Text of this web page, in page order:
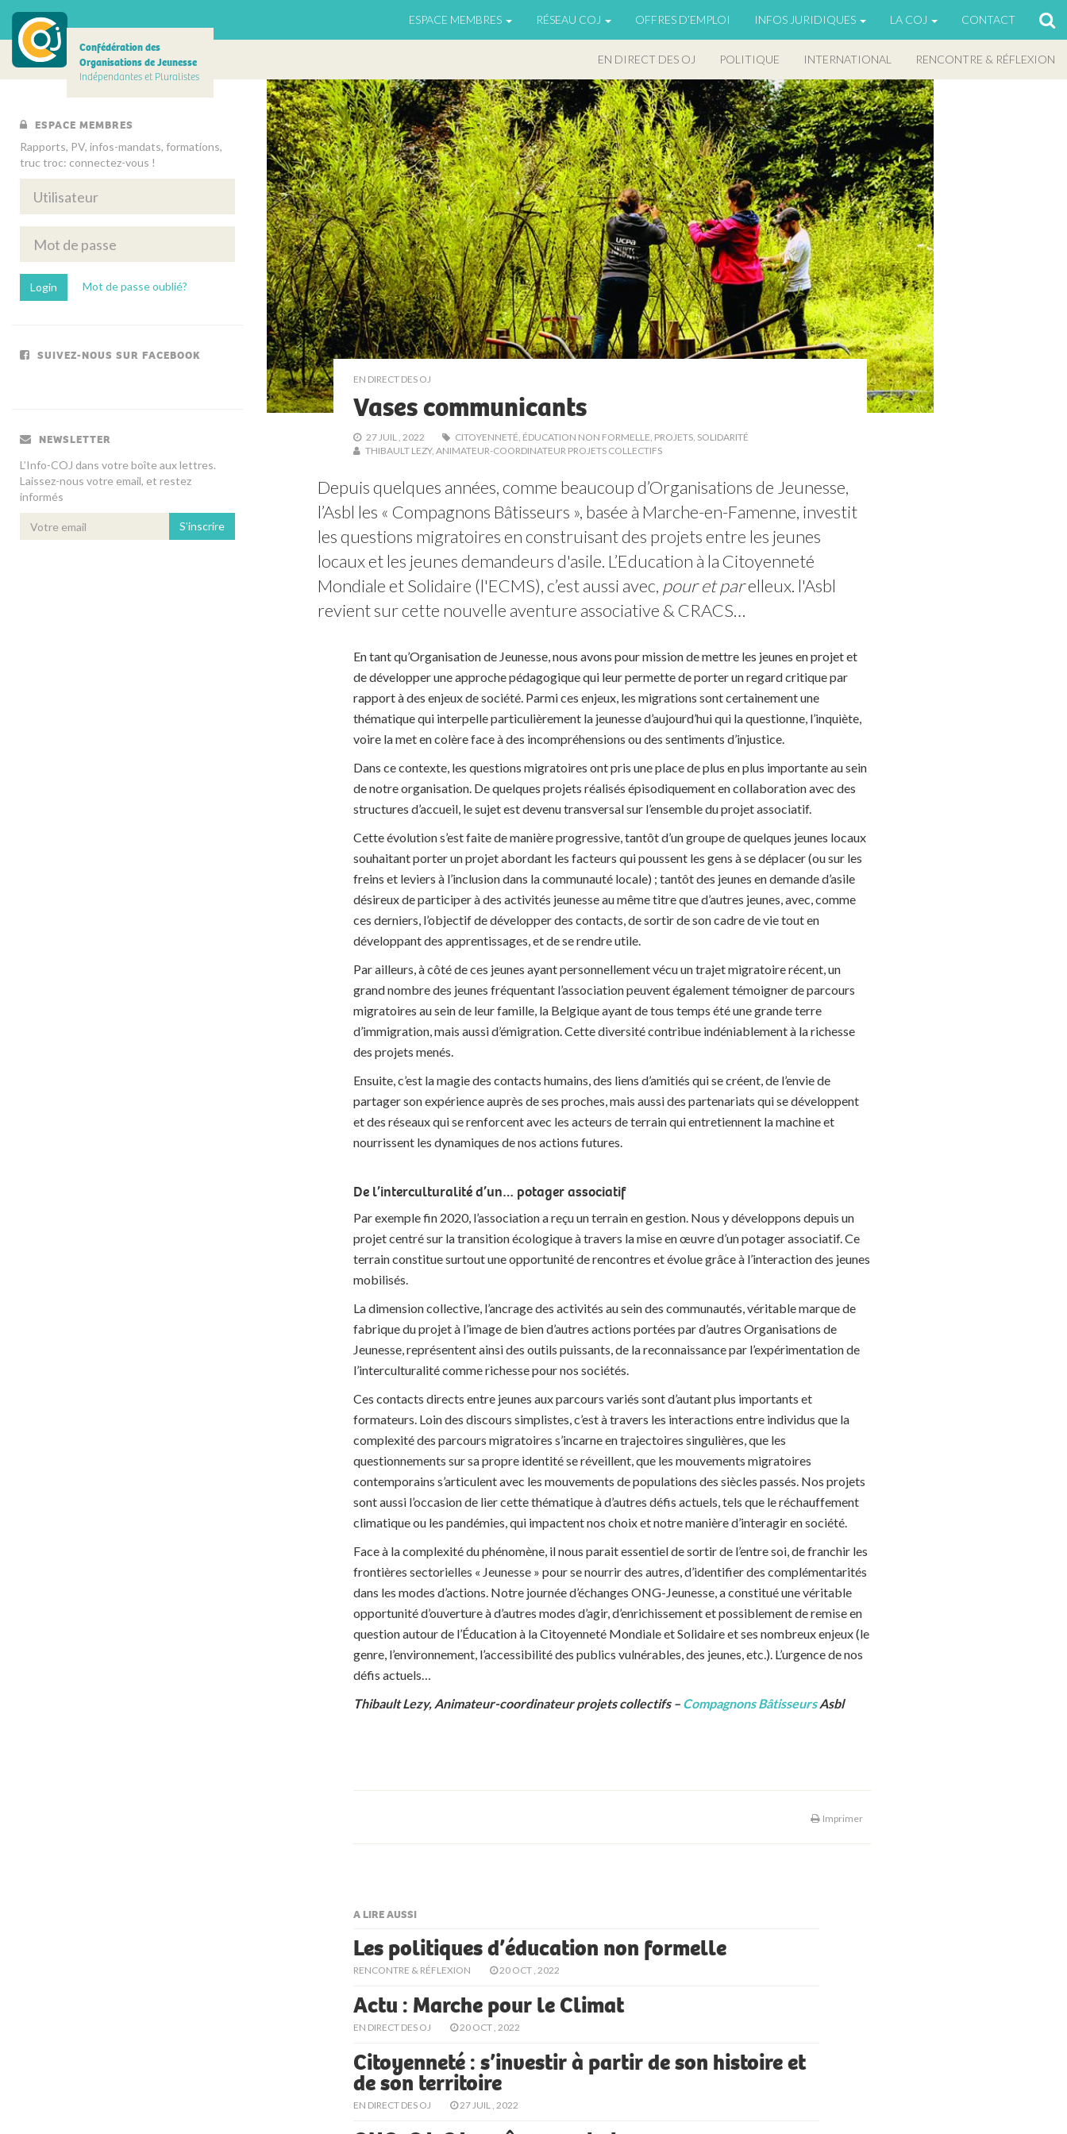
ESPACE MEMBRES RÉSEAU COJ OFFRES D’EMPLOI INFOS JURIDIQUES LA COJ CONTACT
Confédération des
Organisations de Jeunesse
Indépendantes et Pluralistes
EN DIRECT DES OJ POLITIQUE INTERNATIONAL RENCONTRE & RÉFLEXION
EN DIRECT DES OJ
Vases communicants
27 JUIL , 2022 CITOYENNETÉ ÉDUCATION NON FORMELLE PROJETS SOLIDARITÉ
THIBAULT LEZY, ANIMATEUR-COORDINATEUR PROJETS COLLECTIFS
Depuis quelques années, comme beaucoup d’Organisations de Jeunesse,
l’Asbl les « Compagnons Bâtisseurs », basée à Marche-en-Famenne, investit
les questions migratoires en construisant des projets entre les jeunes
locaux et les jeunes demandeurs d'asile. L’Education à la Citoyenneté
Mondiale et Solidaire (l'ECMS), c’est aussi avec, pour et par elleux. l'Asbl
revient sur cette nouvelle aventure associative & CRACS…
En tant qu’Organisation de Jeunesse, nous avons pour mission de mettre les jeunes en projet et
de développer une approche pédagogique qui leur permette de porter un regard critique par
rapport à des enjeux de société. Parmi ces enjeux, les migrations sont certainement une
thématique qui interpelle particulièrement la jeunesse d’aujourd’hui qui la questionne, l’inquiète,
voire la met en colère face à des incompréhensions ou des sentiments d’injustice.
Dans ce contexte, les questions migratoires ont pris une place de plus en plus importante au sein
de notre organisation. De quelques projets réalisés épisodiquement en collaboration avec des
structures d’accueil, le sujet est devenu transversal sur l’ensemble du projet associatif.
Cette évolution s’est faite de manière progressive, tantôt d’un groupe de quelques jeunes locaux
souhaitant porter un projet abordant les facteurs qui poussent les gens à se déplacer (ou sur les
freins et leviers à l’inclusion dans la communauté locale) ; tantôt des jeunes en demande d’asile
désireux de participer à des activités jeunesse au même titre que d’autres jeunes, avec, comme
ces derniers, l’objectif de développer des contacts, de sortir de son cadre de vie tout en
développant des apprentissages, et de se rendre utile.
Par ailleurs, à côté de ces jeunes ayant personnellement vécu un trajet migratoire récent, un
grand nombre des jeunes fréquentant l’association peuvent également témoigner de parcours
migratoires au sein de leur famille, la Belgique ayant de tous temps été une grande terre
d’immigration, mais aussi d’émigration. Cette diversité contribue indéniablement à la richesse
des projets menés.
Ensuite, c’est la magie des contacts humains, des liens d’amitiés qui se créent, de l’envie de
partager son expérience auprès de ses proches, mais aussi des partenariats qui se développent
et des réseaux qui se renforcent avec les acteurs de terrain qui entretiennent la machine et
nourrissent les dynamiques de nos actions futures.
De l’interculturalité d’un… potager associatif
Par exemple fin 2020, l’association a reçu un terrain en gestion. Nous y développons depuis un
projet centré sur la transition écologique à travers la mise en œuvre d’un potager associatif. Ce
terrain constitue surtout une opportunité de rencontres et évolue grâce à l’interaction des jeunes
mobilisés.
La dimension collective, l’ancrage des activités au sein des communautés, véritable marque de
fabrique du projet à l’image de bien d’autres actions portées par d’autres Organisations de
Jeunesse, représentent ainsi des outils puissants, de la reconnaissance par l’expérimentation de
l’interculturalité comme richesse pour nos sociétés.
Ces contacts directs entre jeunes aux parcours variés sont d’autant plus importants et
formateurs. Loin des discours simplistes, c’est à travers les interactions entre individus que la
complexité des parcours migratoires s’incarne en trajectoires singulières, que les
questionnements sur sa propre identité se réveillent, que les mouvements migratoires
contemporains s’articulent avec les mouvements de populations des siècles passés. Nos projets
sont aussi l’occasion de lier cette thématique à d’autres défis actuels, tels que le réchauffement
climatique ou les pandémies, qui impactent nos choix et notre manière d’interagir en société.
Face à la complexité du phénomène, il nous parait essentiel de sortir de l’entre soi, de franchir les
frontières sectorielles « Jeunesse » pour se nourrir des autres, d’identifier des complémentarités
dans les modes d’actions. Notre journée d’échanges ONG-Jeunesse, a constitué une véritable
opportunité d’ouverture à d’autres modes d’agir, d’enrichissement et possiblement de remise en
question autour de l’Éducation à la Citoyenneté Mondiale et Solidaire et ses nombreux enjeux (le
genre, l’environnement, l’accessibilité des publics vulnérables, des jeunes, etc.). L’urgence de nos
défis actuels…
Thibault Lezy, Animateur-coordinateur projets collectifs – Compagnons BâtisseursAsbl
Imprimer
A LIRE AUSSI
Les politiques d’éducation non formelle
RENCONTRE & RÉFLEXION 20 OCT , 2022
Actu : Marche pour le Climat
EN DIRECT DES OJ 20 OCT , 2022
Citoyenneté : s’investir à partir de son histoire et
de son territoire
EN DIRECT DES OJ 27 JUIL , 2022
ESPACE MEMBRES
Rapports, PV, infos-mandats, formations,
truc troc: connectez-vous !
Mot de passe oublié?
SUIVEZ-NOUS SUR FACEBOOK
NEWSLETTER
L’Info-COJ dans votre boîte aux lettres.
Laissez-nous votre email, et restez
informés
S'inscrire